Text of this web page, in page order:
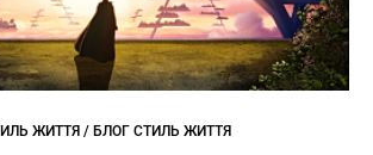
ЖИТТЯ / БЛОГ СТИЛЬ ЖИТТЯ